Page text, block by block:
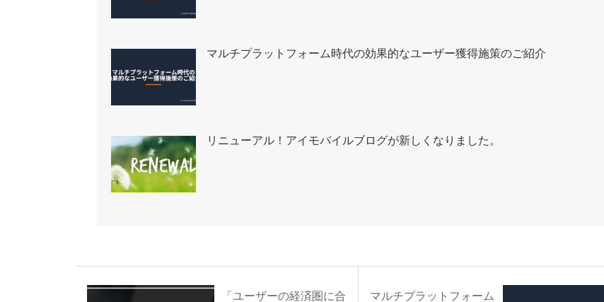
マルチプラットフォーム時代の効果的なユーザー獲得施策のご紹介
リニューアル！アイモバイルブログが新しくなりました。
「ユーザーの経済圏に合 マルチプラットフォーム